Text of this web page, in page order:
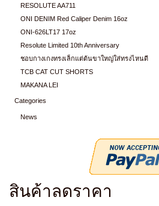
RESOLUTE AA711
ONI DENIM Red Caliper Denim 16oz
ONI-626LT17 17oz
Resolute Limited 10th Anniversary
ชอบกางเกงทรงเล็กแต่ต้นขาใหญ่ใส่ทรงไหนดี
TCB CAT CUT SHORTS
MAKANA LEI
Categories
News
สินค้าลดราคา